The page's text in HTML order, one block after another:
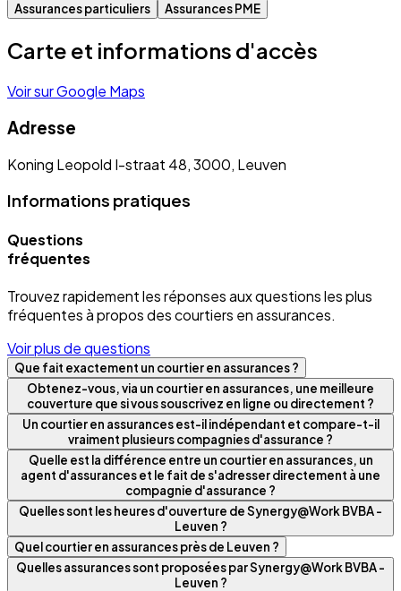
Assurances particuliers Assurances PME
Carte et informations d'accès
Voir sur Google Maps
Adresse
Koning Leopold I-straat 48, 3000, Leuven
Informations pratiques
Questions
fréquentes
Trouvez rapidement les réponses aux questions les plus
fréquentes à propos des courtiers en assurances.
Voir plus de questions
Que fait exactement un courtier en assurances ?
Obtenez-vous, via un courtier en assurances, une meilleure
couverture que si vous souscrivez en ligne ou directement ?
Un courtier en assurances est-il indépendant et compare-t-il
vraiment plusieurs compagnies d'assurance ?
Quelle est la différence entre un courtier en assurances, un
agent d'assurances et le fait de s'adresser directement à une
compagnie d'assurance ?
Quelles sont les heures d'ouverture de Synergy@Work BVBA -
Leuven ?
Quel courtier en assurances près de Leuven ?
Quelles assurances sont proposées par Synergy@Work BVBA -
Leuven ?